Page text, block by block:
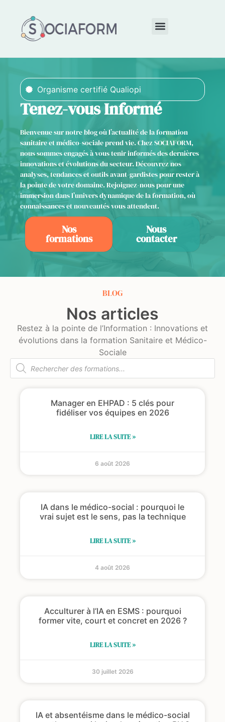
Organisme certifié Qualiopi
Tenez-vous Informé
Bienvenue sur notre blog où l’actualité de la formation
sanitaire et médico-sociale prend vie. Chez SOCIAFORM,
nous sommes engagés à vous tenir informés des dernières
innovations et évolutions du secteur. Découvrez nos
analyses, tendances et outils avant-gardistes pour rester à
la pointe de votre domaine. Rejoignez-nous pour une
immersion dans l’univers dynamique de la formation, où
connaissances et nouveautés vous attendent.
Nos
formations
Nous
contacter
BLOG
Nos articles
Restez à la pointe de l’Information : Innovations et
évolutions dans la formation Sanitaire et Médico-
Sociale
Manager en EHPAD : 5 clés pour
fidéliser vos équipes en 2026
LIRE LA SUITE »
6 août 2026
IA dans le médico-social : pourquoi le
vrai sujet est le sens, pas la technique
LIRE LA SUITE »
4 août 2026
Acculturer à l’IA en ESMS : pourquoi
former vite, court et concret en 2026 ?
LIRE LA SUITE »
30 juillet 2026
IA et absentéisme dans le médico-social